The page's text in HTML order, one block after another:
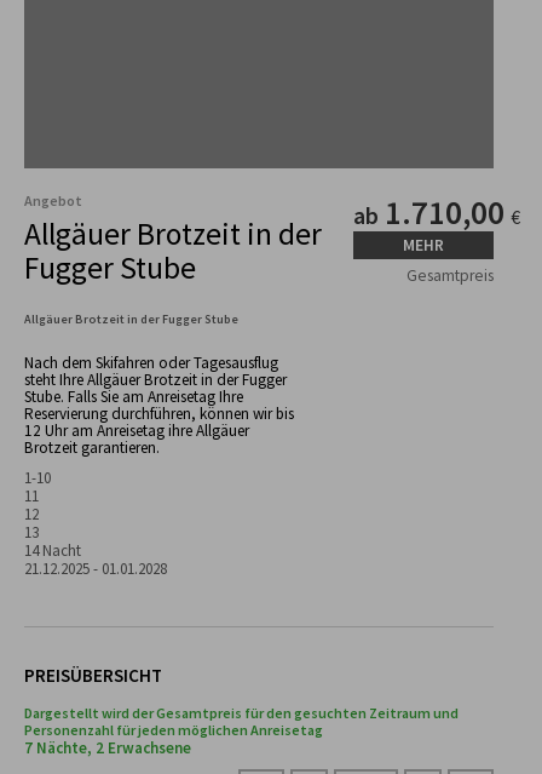
Angebot
Allgäuer Brotzeit in der
Fugger Stube
Allgäuer Brotzeit in der Fugger Stube
Nach dem Skifahren oder Tagesausflug
steht Ihre Allgäuer Brotzeit in der Fugger
Stube. Falls Sie am Anreisetag Ihre
Reservierung durchführen, können wir bis
12 Uhr am Anreisetag ihre Allgäuer
Brotzeit garantieren.
1-10
11
12
13
14 Nacht
21.12.2025 - 01.01.2028
ab 1.710,00 €
MEHR
Gesamtpreis
PREISÜBERSICHT
Dargestellt wird der Gesamtpreis für den gesuchten Zeitraum und
Personenzahl für jeden möglichen Anreisetag
7 Nächte, 2 Erwachsene